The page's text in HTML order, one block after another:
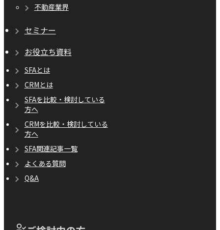
不動産業界
セミナー
お役立ち資料
SFAとは
CRMとは
SFAを比較・検討している
方へ
CRMを比較・検討している
方へ
SFA関連記事一覧
よくある質問
Q&A